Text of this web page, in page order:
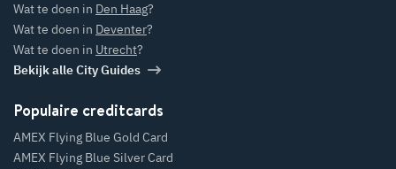
Wat te doen in Den Haag?
Wat te doen in Deventer?
Wat te doen in Utrecht?
Bekijk alle City Guides
Populaire creditcards
AMEX Flying Blue Gold Card
AMEX Flying Blue Silver Card